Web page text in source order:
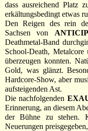
dass ausreichend Platz
erkältungsbedingt etwas
Den Reigen des rein
Sachsen von
Deathmetal-Band
School-Death,
überzeugen konnten.
Gold, was glänzt.
Hardcore-Show, aber
aufsteigenden Ast.
Die nachfolgenden
Erinnerung, an diesem
der Bühne zu stehen.
Neuerungen